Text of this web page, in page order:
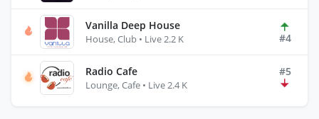
Vanilla Deep House
House, Club • Live 2.2 K #4
Radio Cafe
Lounge, Cafe • Live 2.4 K
#5